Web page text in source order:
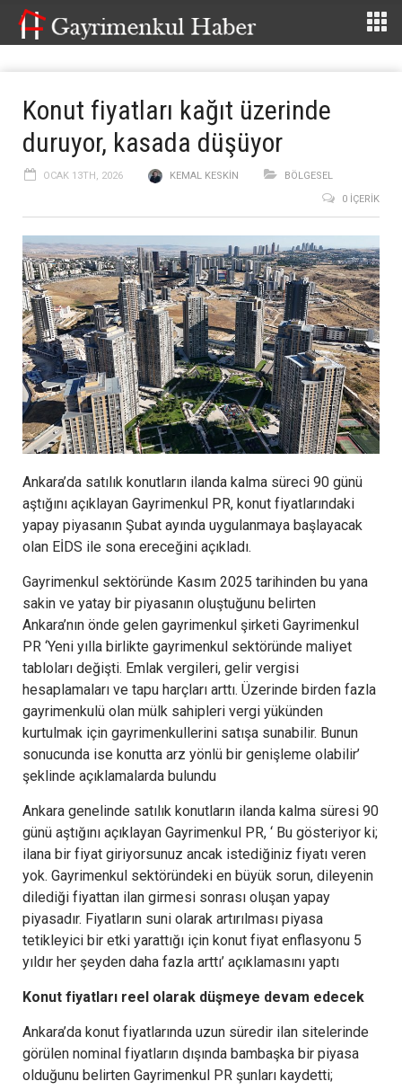
Konut fiyatları kağıt üzerinde
duruyor, kasada düşüyor
OCAK 13TH, 2026 KEMAL KESKIN
BÖLGESEL
0 İÇERIK
Ankara’da satılık konutların ilanda kalma süreci 90 günü
aştığını açıklayan Gayrimenkul PR, konut fiyatlarındaki
yapay piyasanın Şubat ayında uygulanmaya başlayacak
olan EİDS ile sona ereceğini açıkladı.
Gayrimenkul sektöründe Kasım 2025 tarihinden bu yana
sakin ve yatay bir piyasanın oluştuğunu belirten
Ankara’nın önde gelen gayrimenkul şirketi Gayrimenkul
PR ‘Yeni yılla birlikte gayrimenkul sektöründe maliyet
tabloları değişti. Emlak vergileri, gelir vergisi
hesaplamaları ve tapu harçları arttı. Üzerinde birden fazla
gayrimenkulü olan mülk sahipleri vergi yükünden
kurtulmak için gayrimenkullerini satışa sunabilir. Bunun
sonucunda ise konutta arz yönlü bir genişleme olabilir’
şeklinde açıklamalarda bulundu
Ankara genelinde satılık konutların ilanda kalma süresi 90
günü aştığını açıklayan Gayrimenkul PR, ‘ Bu gösteriyor ki;
ilana bir fiyat giriyorsunuz ancak istediğiniz fiyatı veren
yok. Gayrimenkul sektöründeki en büyük sorun, dileyenin
dilediği fiyattan ilan girmesi sonrası oluşan yapay
piyasadır. Fiyatların suni olarak artırılması piyasa
tetikleyici bir etki yarattığı için konut fiyat enflasyonu 5
yıldır her şeyden daha fazla arttı’ açıklamasını yaptı
Konut fiyatları reel olarak düşmeye devam edecek
Ankara’da konut fiyatlarında uzun süredir ilan sitelerinde
görülen nominal fiyatların dışında bambaşka bir piyasa
olduğunu belirten Gayrimenkul PR şunları kaydetti;